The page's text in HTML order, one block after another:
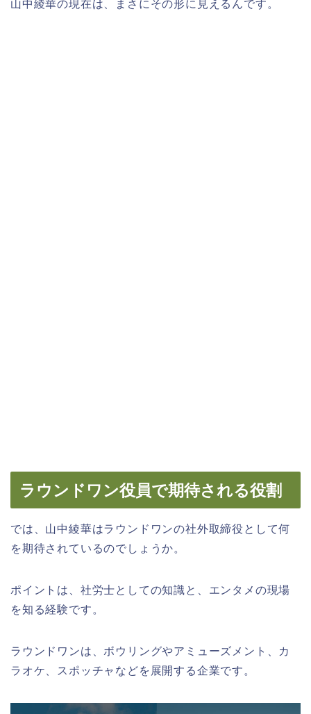
山中綾華の現在は、まさにその形に見えるんです。
ラウンドワン役員で期待される役割
では、山中綾華はラウンドワンの社外取締役として何
を期待されているのでしょうか。
ポイントは、社労士としての知識と、エンタメの現場
を知る経験です。
ラウンドワンは、ボウリングやアミューズメント、カ
ラオケ、スポッチャなどを展開する企業です。